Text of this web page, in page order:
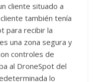
cliente situado a
también tenía
para recibir la
una zona segura y
controles de
al DroneSpot del
lo